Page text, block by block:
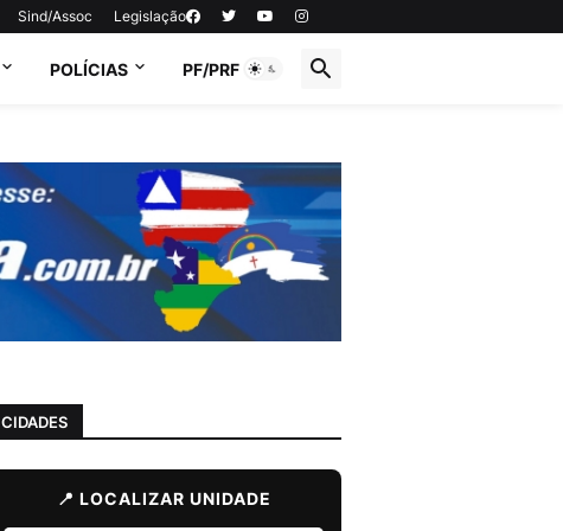
Sind/Assoc Legislação
POLÍCIAS PF/PRF
CIDADES
📍 LOCALIZAR UNIDADE